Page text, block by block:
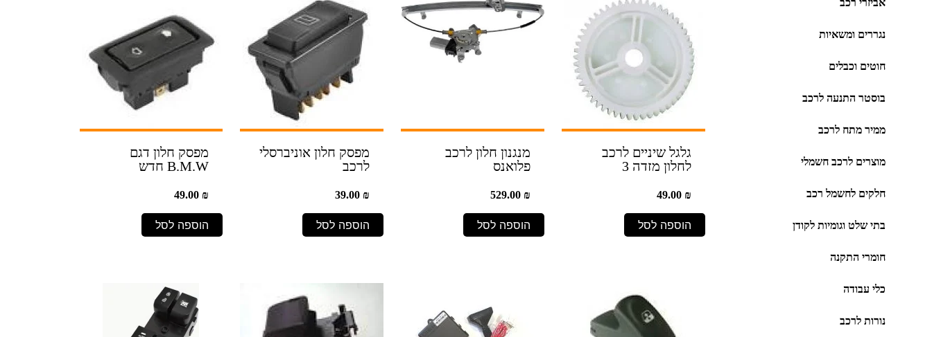
נגררים ומשאיות
חוטים וכבלים
בוסטר התנעה לרכב
ממיר מתח לרכב
מוצרים לרכב חשמלי
חלקים לחשמל רכב
בתי שלט וגומיות לקודן
חומרי התקנה
כלי עבודה
נורות לרכב
גלגל שיניים לרכב
לחלון מזדה 3
49.00 ₪
הוספה לסל
מנגנון חלון לרכב
פלואנס
529.00 ₪
הוספה לסל
מפסק חלון אוניברסלי
לרכב
39.00 ₪
הוספה לסל
מפסק חלון דגם
B.M.W חדש
49.00 ₪
הוספה לסל